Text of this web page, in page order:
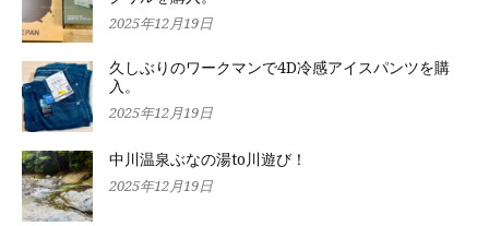
2025年12月19日
久しぶりのワークマンで4D冷感アイスパンツを購
入。
2025年12月19日
中川温泉ぶなの湯to川遊び！
2025年12月19日